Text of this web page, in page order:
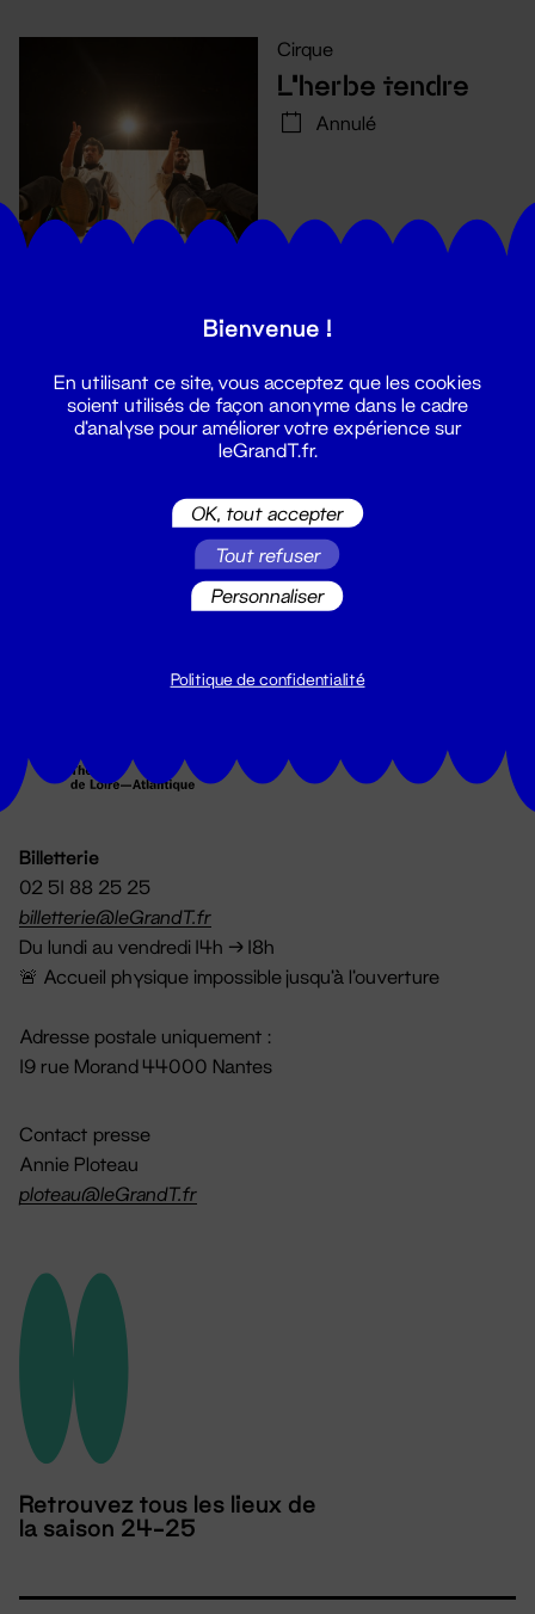
Cirque
L’herbe tendre
Annulé
Suivez toutes les actualités du
Billetterie
02 51 88 25 25
billetterie@leGrandT.fr
Du lundi au vendredi 14h → 18h
🚨 Accueil physique impossible jusqu'à l'ouverture
Adresse postale uniquement :
19 rue Morand 44000 Nantes
Contact presse
Annie Ploteau
ploteau@leGrandT.fr
Retrouvez tous les lieux de
la saison 24-25
Bienvenue !
En utilisant ce site, vous acceptez que les cookies
soient utilisés de façon anonyme dans le cadre
d'analyse pour améliorer votre expérience sur
leGrandT.fr.
OK, tout accepter
Tout refuser
Personnaliser
Politique de confidentialité